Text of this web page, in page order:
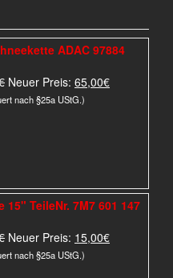
ADAC 97884
Ursprünglicher
Preis
Neuer Preis: 65,00€Aktueller
nach §25a UStG.)
15" TeileNr. 7M7 601 147
Ursprünglicher
Preis
Neuer Preis: 15,00€Aktueller
nach §25a UStG.)